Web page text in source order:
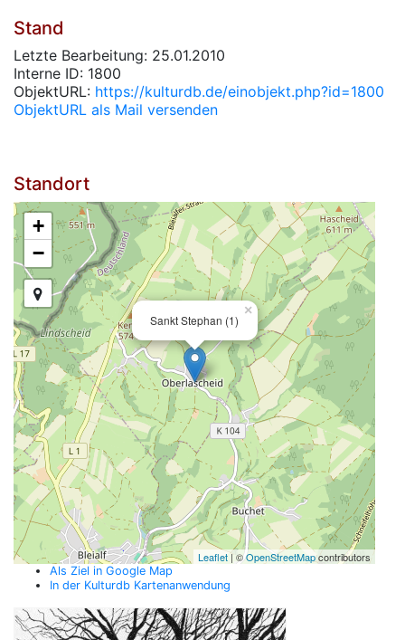
Stand
Letzte Bearbeitung: 25.01.2010
Interne ID: 1800
ObjektURL: https://kulturdb.de/einobjekt.php?id=1800
ObjektURL als Mail versenden
Standort
Sankt Stephan (1)
×
+
−
Leaflet| ©OpenStreetMapcontributors
Als Ziel in Google Map
In der Kulturdb Kartenanwendung